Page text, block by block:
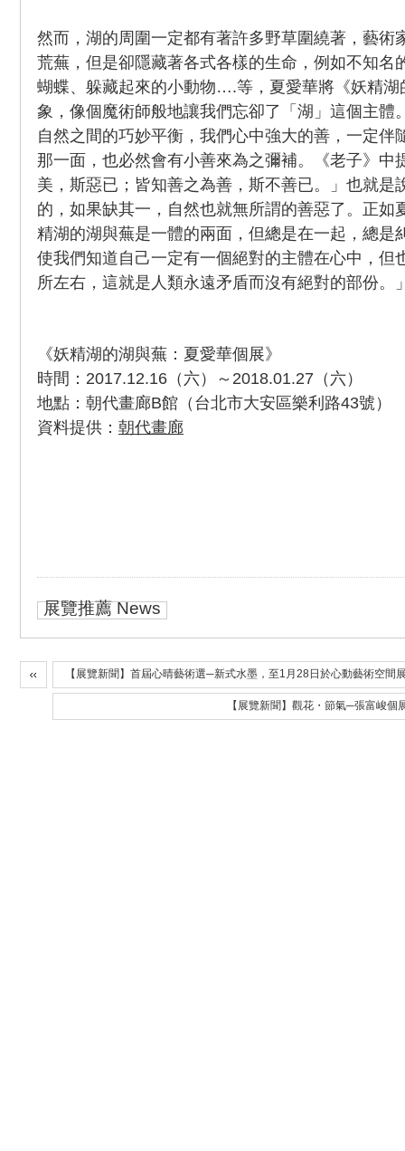
然而，湖的周圍一定都有著許多野草圍繞著，藝術
荒蕪，但是卻隱藏著各式各樣的生命，例如不知名
蝴蝶、躲藏起來的小動物….等，夏愛華將《妖精湖
象，像個魔術師般地讓我們忘卻了「湖」這個主體
自然之間的巧妙平衡，我們心中強大的善，一定伴
那一面，也必然會有小善來為之彌補。《老子》中
美，斯惡已；皆知善之為善，斯不善已。」也就是
的，如果缺其一，自然也就無所謂的善惡了。正如
精湖的湖與蕪是一體的兩面，但總是在一起，總是
使我們知道自己一定有一個絕對的主體在心中，但
所左右，這就是人類永遠矛盾而沒有絕對的部份。
《妖精湖的湖與蕪：夏愛華個展》
時間：2017.12.16（六）～2018.01.27（六）
地點：朝代畫廊B館（台北市大安區樂利路43號）
資料提供： 朝代畫廊
展覽推薦 News
【展覽新聞】首屆心晴藝術選─新式水墨，至1月28日於心動藝術空間
【展覽新聞】觀花・節氣─張富峻